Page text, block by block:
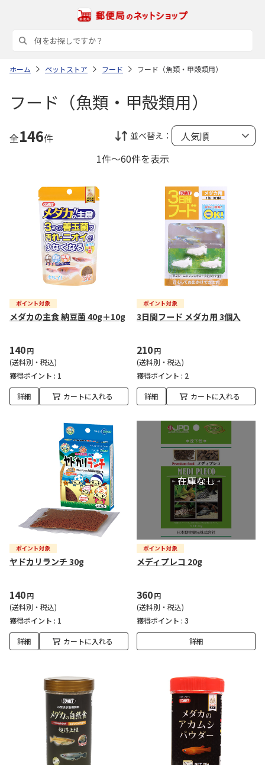
ホーム ペットストア フード フード（魚類・甲殻類用）
フード（魚類・甲殻類用）
全146件 並べ替え：
1件～60件を表示
メダカの主食 納豆菌 40g＋10g
140円
(送料別・税込)
獲得ポイント : 1
詳細 カートに入れる
3日間フード メダカ用 3個入
210円
(送料別・税込)
獲得ポイント : 2
詳細 カートに入れる
ヤドカリランチ 30g
140円
(送料別・税込)
獲得ポイント : 1
詳細 カートに入れる
メディプレコ 20g
360円
(送料別・税込)
獲得ポイント : 3
詳細